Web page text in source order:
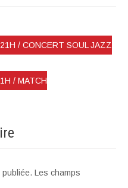
/ CONCERT SOUL JAZZ
/ MATCH
Les champs